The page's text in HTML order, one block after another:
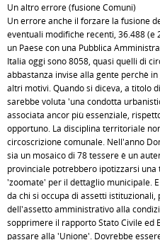
Un altro errore (fusione Comuni)
Un errore anche il forzare la fusione
eventuali modifiche recenti, 36.488
un Paese con una Pubblica
Italia oggi sono 8058, quasi quelli di
abbastanza invise alla gente perchè
altri motivi. Quando si diceva, a titolo
sarebbe voluta 'una condotta
associata ancor più essenziale,
opportuno. La disciplina territoriale
circoscrizione comunale. Nell'anno
sia un mosaico di 78 tessere è un
provinciale potrebbero ipotizzarsi
'zoomate' per il dettaglio municipale.
da chi si occupa di assetti
dell'assetto amministrativo alla
sopprimere il rapporto Stato Civile ed
passare alla 'Unione'. Dovrebbe